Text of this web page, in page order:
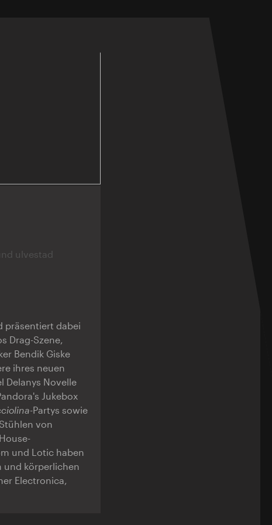
ulvestad
präsentiert dabei
Drag-Szene,
Bendik Giske
ihres neuen
Delanys Novelle
Jukebox
-Partys sowie
von
und Lotic haben
und körperlichen
Electronica,